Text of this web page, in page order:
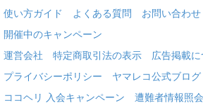
使い方ガイド
よくある質問 お問い合わせ
開催中のキャンペーン
運営会社
特定商取引法の表示 広告掲載
プライバシーポリシー
ヤマレコ公式ブログ
ココヘリ 入会キャンペーン
遭難者情報照